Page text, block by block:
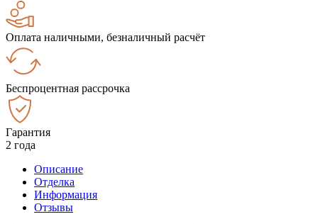
Оплата наличными, безналичный расчёт
Беспроцентная рассрочка
Гарантия
2 года
Описание
Отделка
Информация
Отзывы